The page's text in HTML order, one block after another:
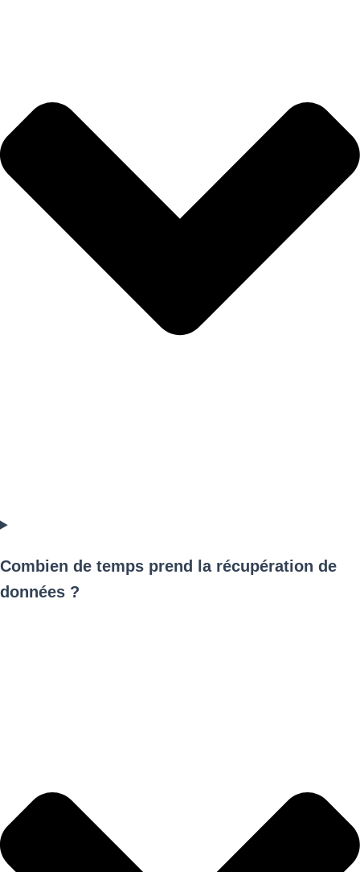
Combien de temps prend la récupération de
données ?